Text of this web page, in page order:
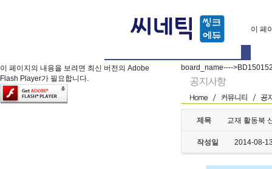
이 페
이 페이지의 내용을 보려면 최신 버전의 Adobe
Flash Player가 필요합니다.
board_name----
제목 교재 활동북
작성일 2014-08-